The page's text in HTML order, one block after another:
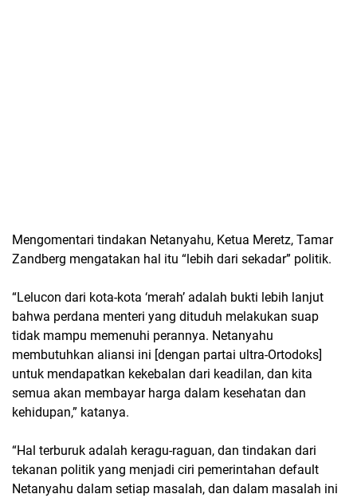
Mengomentari tindakan Netanyahu, Ketua Meretz, Tamar
Zandberg mengatakan hal itu “lebih dari sekadar” politik.
“Lelucon dari kota-kota ‘merah’ adalah bukti lebih lanjut
bahwa perdana menteri yang dituduh melakukan suap
tidak mampu memenuhi perannya. Netanyahu
membutuhkan aliansi ini [dengan partai ultra-Ortodoks]
untuk mendapatkan kekebalan dari keadilan, dan kita
semua akan membayar harga dalam kesehatan dan
kehidupan,” katanya.
“Hal terburuk adalah keragu-raguan, dan tindakan dari
tekanan politik yang menjadi ciri pemerintahan default
Netanyahu dalam setiap masalah, dan dalam masalah ini